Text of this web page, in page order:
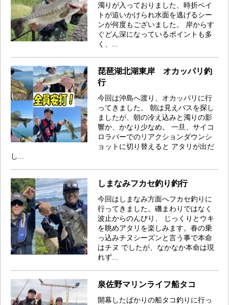
濁りが入っておりました、時折ベイ
トが追いかけられ水面を逃げるシー
ンが何度もございました。 岸からす
ぐどん深になっているポイントも多
く、...
琵琶湖北湖東岸 オカッパリ釣
行
今回は沖島へ渡り、オカッパリに行
ってきました。 朝は見えバスを探し
ましたが、朝の冷え込みと濁りの影
響か、かなり少なめ。 一旦、サイコ
ロラバーでのリアクションダウンシ
ョットに切り替えると アタリが出だ
し...
しまなみフカセ釣り釣行
今回はしまなみ方面へフカセ釣りに
行ってきました。磯まわりではなく
波止からのんびり、 じっくりとウキ
を眺めアタリを楽しみます。春の乗
っ込みチヌシーズンと言う事で本命
はチヌ でしたが、なかなか本命は現
れず...
泉佐野マリンライフ船タコ
開幕したばかりの船タコ釣りに行っ